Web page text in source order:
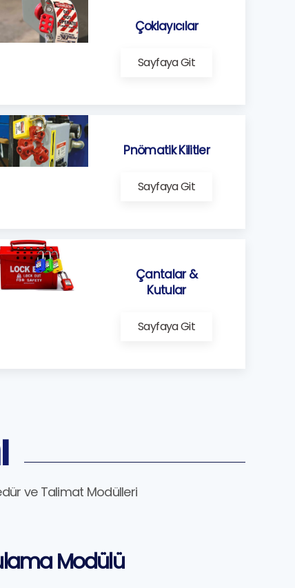
Çoklayıcılar
Sayfaya Git
Pnömatik Kilitler
Sayfaya Git
Çantalar &
Kutular
Sayfaya Git
ve Talimat Modülleri
Modülü